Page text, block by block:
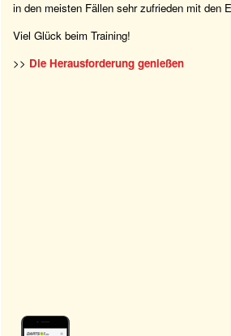
in den meisten Fällen sehr zufrieden mit den
Viel Glück beim Training!
>> Die Herausforderung genießen